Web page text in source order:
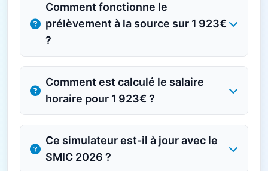
Comment fonctionne le
prélèvement à la source sur 1 923€
?
Comment est calculé le salaire
horaire pour 1 923€ ?
Ce simulateur est-il à jour avec le
SMIC 2026 ?